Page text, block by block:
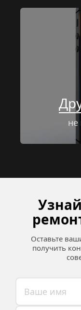
не
Оставьте
получить